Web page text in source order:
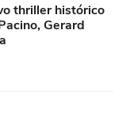
thriller histórico
Gerard